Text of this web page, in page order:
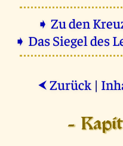
➧ Zu den
➧ Das Siegel des
⮜ Zurück |
-